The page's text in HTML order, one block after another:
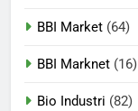
BBI Market (64)
BBI Marknet (16)
Bio Industri (82)